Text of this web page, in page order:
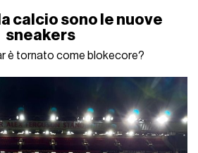
calcio sono le nuove
sneakers
è tornato come blokecore?